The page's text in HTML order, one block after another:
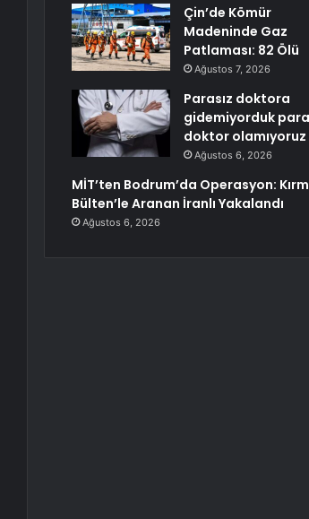
Çin’de Kömür
Madeninde Gaz
Patlaması: 82 Ölü
Ağustos 7, 2026
Parasız doktora
gidemiyorduk
doktor olamıyoruz
Ağustos 6, 2026
MİT’ten Bodrum’da Operasyon:
Bülten’le Aranan İranlı Yakalandı
Ağustos 6, 2026